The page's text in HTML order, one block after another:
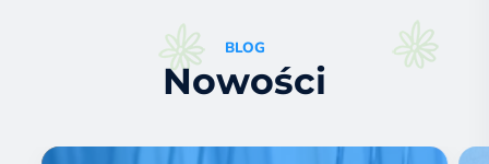
BLOG
Nowości